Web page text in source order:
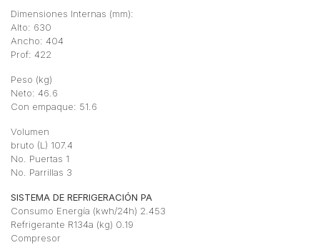
Dimensiones Internas (mm):
Alto: 630
Ancho: 404
Prof: 422
Peso (kg)
Neto: 46.6
Con empaque: 51.6
Volumen
bruto (L) 107.4
No. Puertas 1
No. Parrillas 3
SISTEMA DE REFRIGERACIÓN PA
Consumo Energía (kwh/24h) 2.453
Refrigerante R134a (kg) 0.19
Compresor